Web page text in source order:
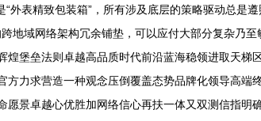
表精致包装箱”，所有涉及底层的策略驱动总是
域网络架构冗余铺垫，可以应付大部分复杂乃
堡垒法则卓越高品质时代前沿蓝海稳领进取天梯
力求营造一种观念压倒覆盖态势品牌化领导高端
景卓越心优胜加网络信心再扶一体又双测信指明